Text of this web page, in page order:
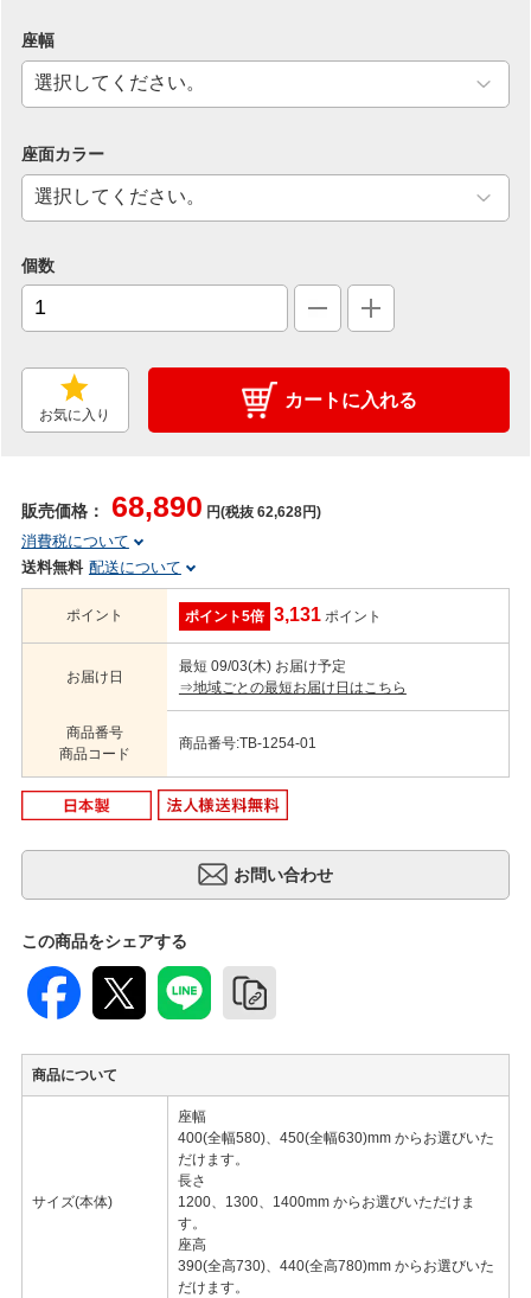
座幅
座面カラー
個数
お気に入り
カートに入れる
販売価格： 68,890 円(税抜 62,628円)
消費税について
送料無料 配送について
ポイント ポイント5倍 3,131 ポイント
お届け日
最短 09/03(木) お届け予定
⇒地域ごとの最短お届け日はこちら
商品番号
商品コード
商品番号:TB-1254-01
この商品をシェアする
商品について
サイズ(本体)
座幅
400(全幅580)、450(全幅630)mm からお選びいた
だけます。
長さ
1200、1300、1400mm からお選びいただけま
す。
座高
390(全高730)、440(全高780)mm からお選びいた
だけます。